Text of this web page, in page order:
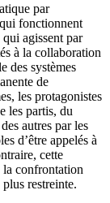
par
fonctionnent
agissent par
à la collaboration
des systèmes
de
les protagonistes
les partis, du
autres par les
d’être appelés à
cette
la confrontation
restreinte.